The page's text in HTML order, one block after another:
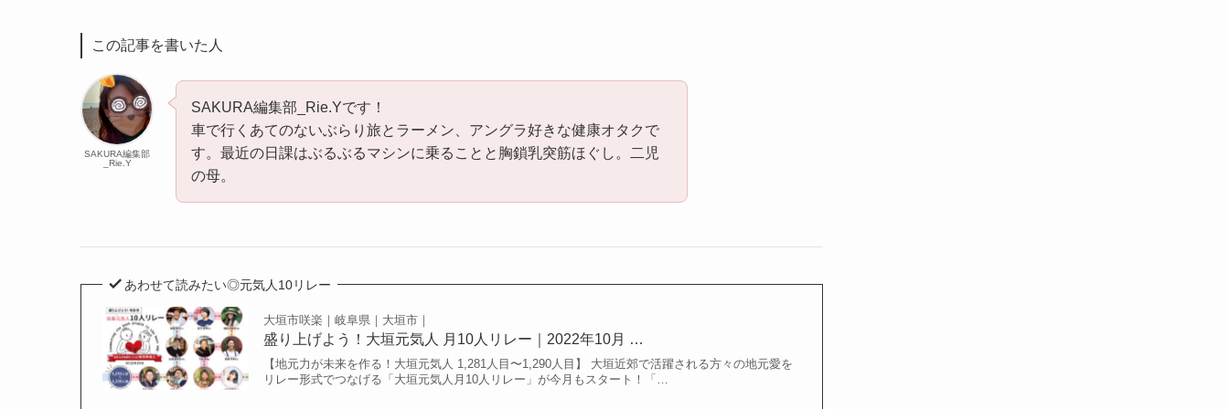
この記事を書いた人
SAKURA編集部
_Rie.Y
SAKURA編集部_Rie.Yです！
車で行くあてのないぶらり旅とラーメン、アングラ好きな健康オタクで
す。最近の日課はぶるぶるマシンに乗ることと胸鎖乳突筋ほぐし。二児
の母。
あわせて読みたい◎元気人10リレー
大垣市咲楽｜岐阜県｜大垣市｜
盛り上げよう！大垣元気人 月10人リレー｜2022年10月 …
【地元力が未来を作る！大垣元気人 1,281人目〜1,290人目】 大垣近郊で活躍される方々の地元愛を
リレー形式でつなげる「大垣元気人月10人リレー」が今月もスタート！「…